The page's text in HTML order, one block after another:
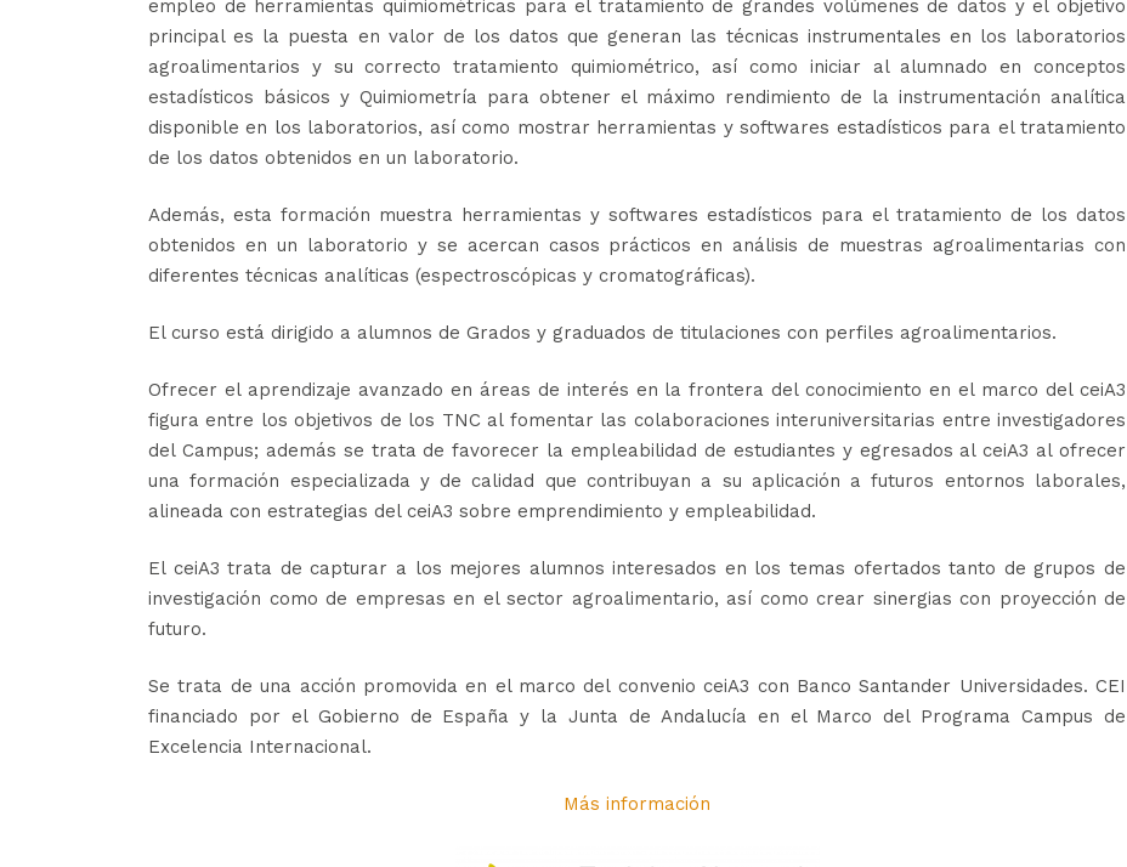
empleo de herramientas quimiométricas para el tratamiento de grandes volúmenes de datos y el objetivo
principal es la puesta en valor de los datos que generan las técnicas instrumentales en los laboratorios
agroalimentarios y su correcto tratamiento quimiométrico, así como iniciar al alumnado en conceptos
estadísticos básicos y Quimiometría para obtener el máximo rendimiento de la instrumentación analítica
disponible en los laboratorios, así como mostrar herramientas y softwares estadísticos para el tratamiento
de los datos obtenidos en un laboratorio.
Además, esta formación muestra herramientas y softwares estadísticos para el tratamiento de los datos
obtenidos en un laboratorio y se acercan casos prácticos en análisis de muestras agroalimentarias con
diferentes técnicas analíticas (espectroscópicas y cromatográficas).
El curso está dirigido a alumnos de Grados y graduados de titulaciones con perfiles agroalimentarios.
Ofrecer el aprendizaje avanzado en áreas de interés en la frontera del conocimiento en el marco del ceiA3
figura entre los objetivos de los TNC al fomentar las colaboraciones interuniversitarias entre investigadores
del Campus; además se trata de favorecer la empleabilidad de estudiantes y egresados al ceiA3 al ofrecer
una formación especializada y de calidad que contribuyan a su aplicación a futuros entornos laborales,
alineada con estrategias del ceiA3 sobre emprendimiento y empleabilidad.
El ceiA3 trata de capturar a los mejores alumnos interesados en los temas ofertados tanto de grupos de
investigación como de empresas en el sector agroalimentario, así como crear sinergias con proyección de
futuro.
Se trata de una acción promovida en el marco del convenio ceiA3 con Banco Santander Universidades. CEI
financiado por el Gobierno de España y la Junta de Andalucía en el Marco del Programa Campus de
Excelencia Internacional.
Más información